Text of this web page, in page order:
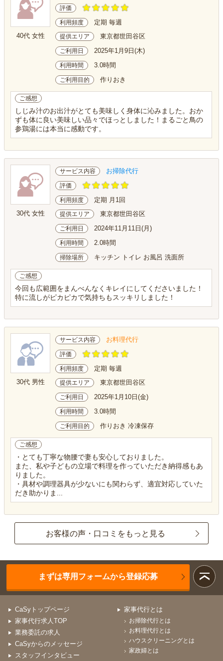
40代 女性
評価
利用頻度 定期 毎週
提供エリア 東京都世田谷区
ご利用日 2025年1月9日(木)
利用時間 3.0時間
ご利用目的 作りおき
ご感想
しじみ汁のお出汁がとても美味しく身体に沁みました。おか
ずも体に良い美味しい品々でほっとしました！まるごと鳥の
参鶏湯には本当に感動です。
30代 女性
サービス内容 お掃除代行
評価
利用頻度 定期 月1回
提供エリア 東京都世田谷区
ご利用日 2024年11月11日(月)
利用時間 2.0時間
掃除場所 キッチン トイレ お風呂 洗面所
ご感想
今回も広範囲をまんべんなくキレイにしてくださいました！
特に流しがピカピカで気持ちもスッキリしました！
30代 男性
サービス内容 お料理代行
評価
利用頻度 定期 毎週
提供エリア 東京都世田谷区
ご利用日 2025年1月10日(金)
利用時間 3.0時間
ご利用目的 作りおき 冷凍保存
ご感想
・とても丁寧な物腰で妻も安心しておりました。
また、私や子どもの立場で料理を作っていただき納得感もあ
りました。
・具材や調理器具が少ないにも関わらず、適宜対応していた
だき助かりま...
お客様の声・口コミをもっと見る
まずは専用フォームから登録応募
CaSyトップページ
家事代行求人TOP
業務委託の求人
CaSyからのメッセージ
スタッフインタビュー
家事代行とは
お掃除代行とは
お料理代行とは
ハウスクリーニングとは
家政婦とは